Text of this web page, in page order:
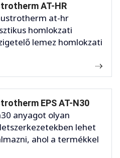
AT-HR
at-hr
homlokzati
lemez homlokzati
EPS AT-N30
anyagot olyan
lehet
ahol a termékkel